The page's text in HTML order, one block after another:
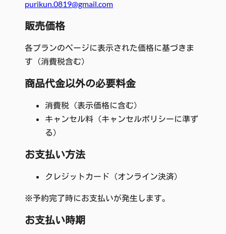
purikun.0819@gmail.com
販売価格
各プランのページに表示された価格に基づきま
す（消費税含む）
商品代金以外の必要料金
消費税（表示価格に含む）
キャンセル料（キャンセルポリシーに準ず
る）
お支払い方法
クレジットカード（オンライン決済）
※予約完了時にお支払いが発生します。
お支払い時期